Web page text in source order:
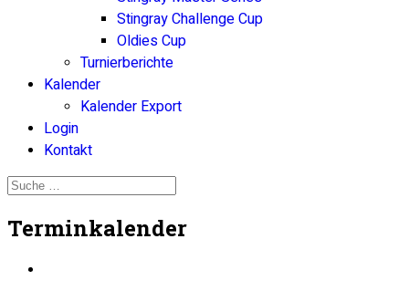
Stingray Challenge Cup
Oldies Cup
Turnierberichte
Kalender
Kalender Export
Login
Kontakt
Terminkalender